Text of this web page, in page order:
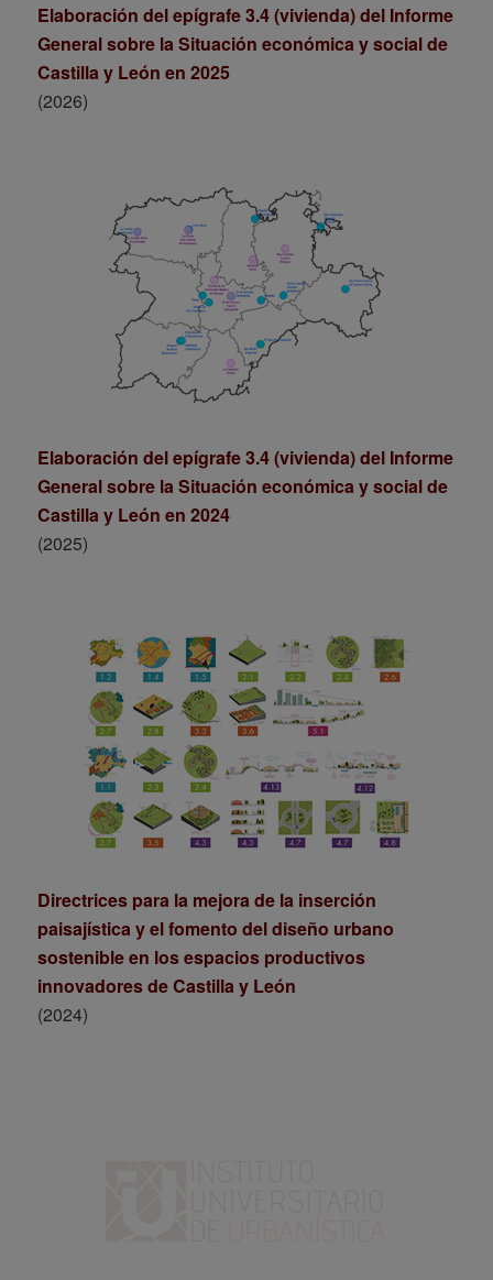
Elaboración del epígrafe 3.4 (vivienda) del Informe
General sobre la Situación económica y social de
Castilla y León en 2025
(2026)
Elaboración del epígrafe 3.4 (vivienda) del Informe
General sobre la Situación económica y social de
Castilla y León en 2024
(2025)
Directrices para la mejora de la inserción
paisajística y el fomento del diseño urbano
sostenible en los espacios productivos
innovadores de Castilla y León
(2024)